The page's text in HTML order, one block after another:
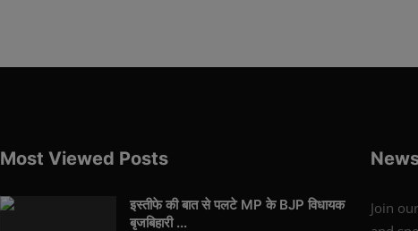
Most Viewed Posts
इस्तीफे की बात से पलटे MP के BJP विधायक
बृजबिहारी ...
Join